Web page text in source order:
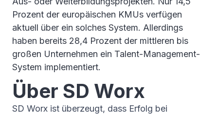
Prozent der europäischen KMUs verfügen
aktuell über ein solches System. Allerdings
haben bereits 28,4 Prozent der mittleren bis
großen Unternehmen ein Talent-Management-
System implementiert.
Über SD Worx
SD Worx ist überzeugt, dass Erfolg bei